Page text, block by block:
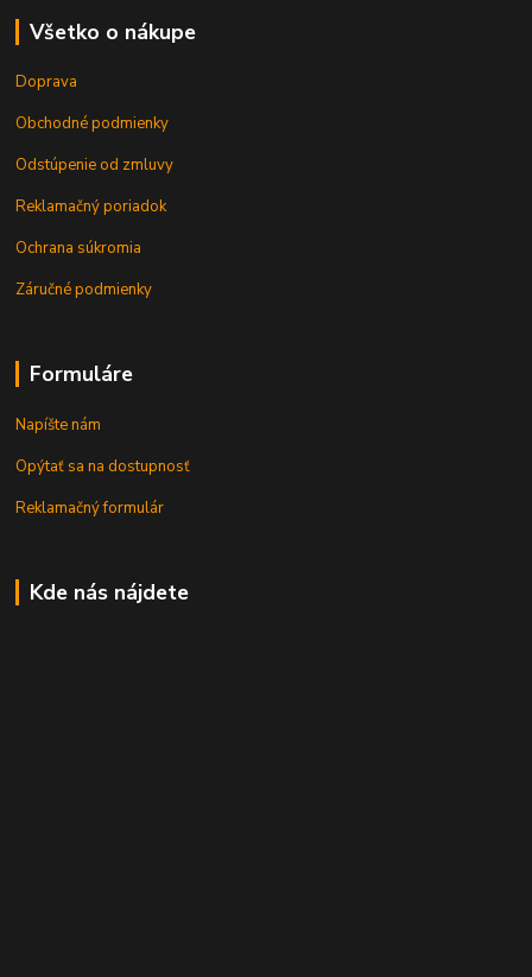
Všetko o nákupe
Doprava
Obchodné podmienky
Odstúpenie od zmluvy
Reklamačný poriadok
Ochrana súkromia
Záručné podmienky
Formuláre
Napíšte nám
Opýtať sa na dostupnosť
Reklamačný formulár
Kde nás nájdete